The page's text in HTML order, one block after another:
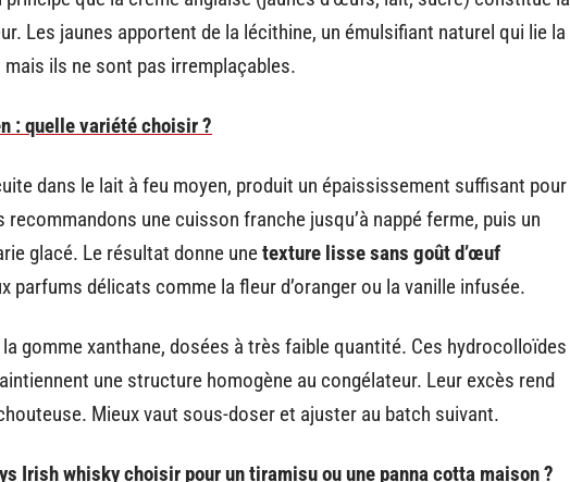
Les jaunes apportent de la lécithine, un émulsifiant naturel qui lie la
ils ne sont pas irremplaçables.
: quelle variété choisir ?
dans le lait à feu moyen, produit un épaississement suffisant pour
recommandons une cuisson franche jusqu’à nappé ferme, puis un
glacé. Le résultat donne unetexture lisse sans goût d’œuf
parfums délicats comme la fleur d’oranger ou la vanille infusée.
gomme xanthane, dosées à très faible quantité. Ces hydrocolloïdes
une structure homogène au congélateur. Leur excès rend
Mieux vaut sous-doser et ajuster au batch suivant.
Irish whisky choisir pour un tiramisu ou une panna cotta maison ?